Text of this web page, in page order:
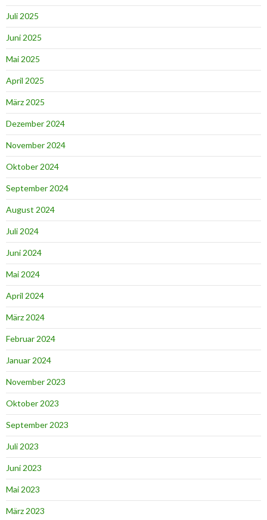
Juli 2025
Juni 2025
Mai 2025
April 2025
März 2025
Dezember 2024
November 2024
Oktober 2024
September 2024
August 2024
Juli 2024
Juni 2024
Mai 2024
April 2024
März 2024
Februar 2024
Januar 2024
November 2023
Oktober 2023
September 2023
Juli 2023
Juni 2023
Mai 2023
März 2023